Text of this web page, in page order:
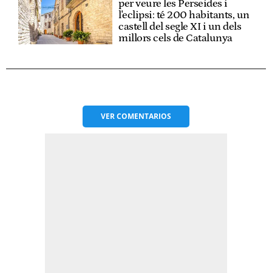
per veure les Perseides i
l'eclipsi: té 200 habitants, un
castell del segle XI i un dels
millors cels de Catalunya
VERCOMENTARIOS